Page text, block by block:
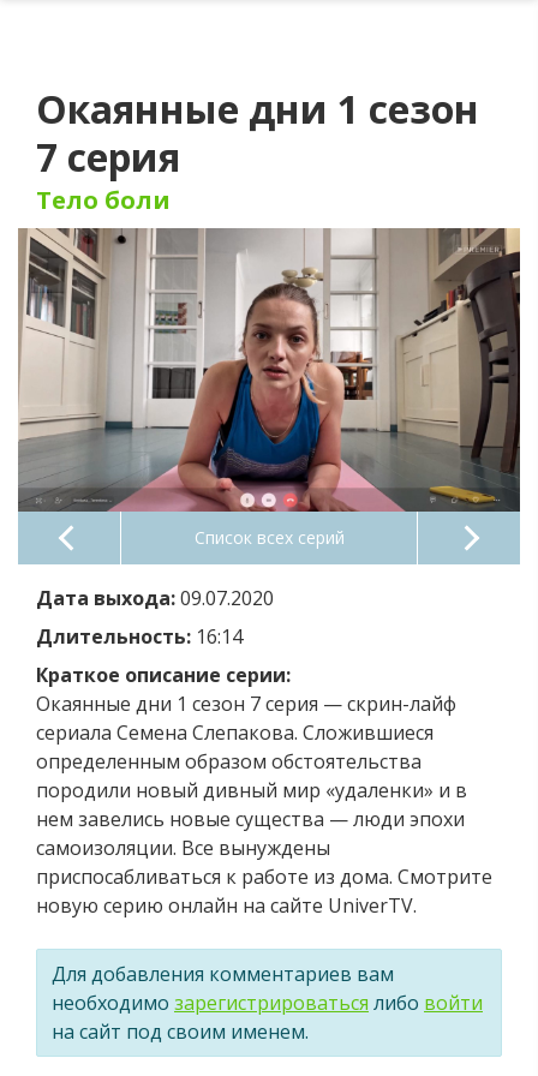
Окаянные дни 1 сезон
7 серия
Тело боли
Список всех серий
Дата выхода:09.07.2020
Длительность: 16:14
Краткое описание серии:
Окаянные дни 1 сезон 7 серия — скрин-лайф
сериала Семена Слепакова. Сложившиеся
определенным образом обстоятельства
породили новый дивный мир «удаленки» и в
нем завелись новые существа — люди эпохи
самоизоляции. Все вынуждены
приспосабливаться к работе из дома. Смотрите
новую серию онлайн на сайте UniverTV.
Для добавления комментариев вам
необходимо зарегистрироваться либо войти
на сайт под своим именем.